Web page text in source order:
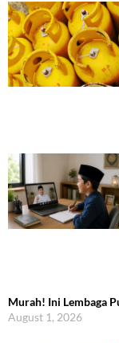
Murah! Ini Lembaga
August 1, 2026